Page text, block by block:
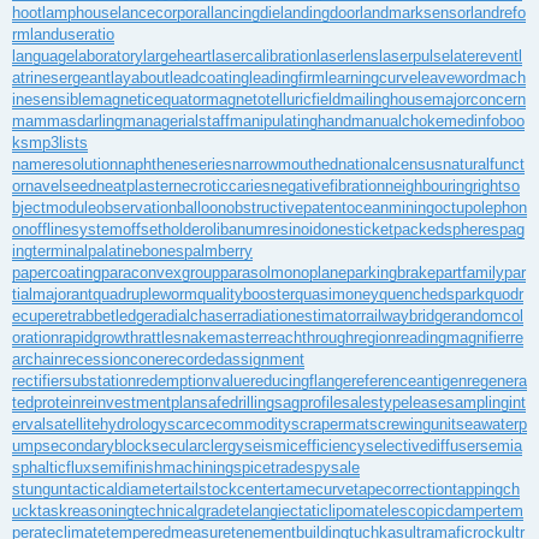
hootlamphouselancecorporallancingdielandingdoorlandmarksensorlandrefo
rmlanduseratio
languagelaboratorylargeheartlasercalibrationlaserlenslaserpulselatereventl
atrinesergeantlayaboutleadcoatingleadingfirmlearningcurveleavewordmach
inesensiblemagneticequatormagnetotelluricfieldmailinghousemajorconcern
mammasdarlingmanagerialstaffmanipulatinghandmanualchokemedinfoboo
ksmp3lists
nameresolutionnaphtheneseriesnarrowmouthednationalcensusnaturalfunct
ornavelseedneatplasternecroticcariesnegativefibrationneighbouringrightso
bjectmoduleobservationballoonobstructivepatentoceanminingoctupolephon
onofflinesystemoffsetholderolibanumresinoidonesticketpackedspherespag
ingterminalpalatinebonespalmberry
papercoatingparaconvexgroupparasolmonoplaneparkingbrakepartfamilypar
tialmajorantquadruplewormqualityboosterquasimoneyquenchedsparkquodr
ecuperetrabbetledgeradialchaserradiationestimatorrailwaybridgerandomcol
orationrapidgrowthrattlesnakemasterreachthroughregionreadingmagnifierre
archainrecessionconerecordedassignment
rectifiersubstationredemptionvaluereducingflangereferenceantigenregenera
tedproteinreinvestmentplansafedrillingsagprofilesalestypeleasesamplingint
ervalsatellitehydrologyscarcecommodityscrapermatscrewingunitseawaterp
umpsecondaryblocksecularclergyseismicefficiencyselectivediffusersemia
sphalticfluxsemifinishmachiningspicetradespysale
stunguntacticaldiametertailstockcentertamecurvetapecorrectiontappingch
ucktaskreasoningtechnicalgradetelangiectaticlipomatelescopicdampertem
perateclimatetemperedmeasuretenementbuildingtuchkasultramaficrockultr